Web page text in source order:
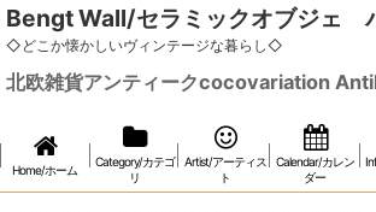
Bengt Wall/セラミックオブジェ
◇どこか懐かしいヴィンテージな暮らし◇
北欧雑貨アンティークcocovariation
Home/ホーム
Category/カテゴ
リ
Artist/アーティス
ト
Calendar/カレン
ダー